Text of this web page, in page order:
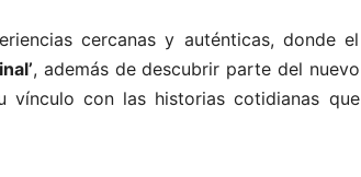
cercanas y auténticas, donde el
, además de descubrir parte del nuevo
con las historias cotidianas que